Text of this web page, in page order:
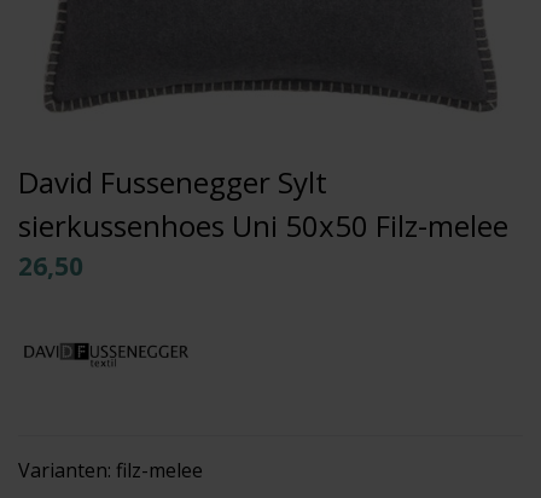
David Fussenegger Sylt
sierkussenhoes Uni 50x50 Filz-melee
26,50
Varianten: filz-melee